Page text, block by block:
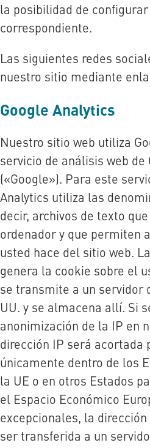
la posibilidad de
correspondiente.
Las siguientes redes
nuestro sitio mediante
Google Analytics
Nuestro sitio web utiliza
servicio de análisis web de
(«Google»). Para este
Analytics utiliza las
decir, archivos de texto
ordenador y que permiten
usted hace del sitio web.
genera la cookie sobre el
se transmite a un servidor
UU. y se almacena allí. Si
anonimización de la IP en
dirección IP será acortada
únicamente dentro de los
la UE o en otros Estados
el Espacio Económico
excepcionales, la
ser transferida a un